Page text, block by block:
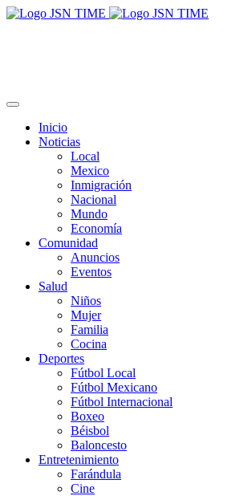
Inicio
Noticias
Local
Mexico
Inmigración
Nacional
Mundo
Economía
Comunidad
Anuncios
Eventos
Salud
Niños
Mujer
Familia
Cocina
Deportes
Fútbol Local
Fútbol Mexicano
Fútbol Internacional
Boxeo
Béisbol
Baloncesto
Entretenimiento
Farándula
Cine